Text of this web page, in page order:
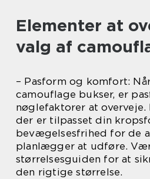
Elementer at
valg af
– Pasform og komfort:
camouflage bukser, er
nøglefaktorer at overveje.
der er tilpasset din
bevægelsesfrihed for de
planlægger at udføre.
størrelsesguiden for at
den rigtige størrelse.